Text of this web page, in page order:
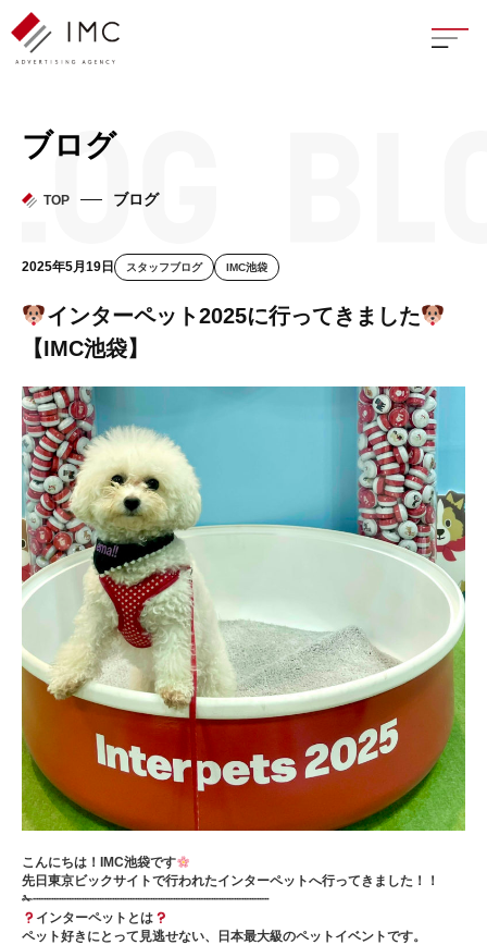
座談
ブログ
TOP ブログ
2025年5月19日 スタッフブログ IMC池袋
インターペット2025に行ってきました
【IMC池袋】
こんにちは！IMC池袋です
先日東京ビックサイトで行われたインターペットへ行ってきました！！
✁┈┈┈┈┈┈┈┈┈┈┈┈┈┈┈┈┈┈┈┈┈┈┈┈┈┈┈┈┈┈┈
インターペットとは
ペット好きにとって見逃せない、日本最大級のペットイベントです。